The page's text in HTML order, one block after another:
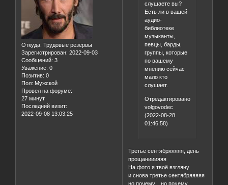
Откуда: Трудовые резервы
Зарегистрирован: 2022-09-03
Сообщений: 3
Уважение: 0
Позитив: 0
Пол: Мужской
Провел на форуме:
27 минут
Последний визит:
2022-09-08 13:03:25
слушаете вы?
Есть ли в вашей
аудио-
библиотеке
музыканты,
певцы, барды,
группы, которые
по вашему
мнению сейчас
мало кто
слушает.
Отредактировано
volgovodec
(2022-08-28
01:46:58)
Третье сентябряяяяя, день
прощанииияяя
На фото я твоё взгляну
и снова третье сентябряяяяя
но почему... но почему...